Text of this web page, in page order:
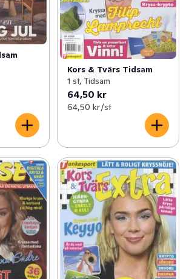
Kors & Tvärs Tidsam
1 st, Tidsam
64,50 kr
64,50 kr /st